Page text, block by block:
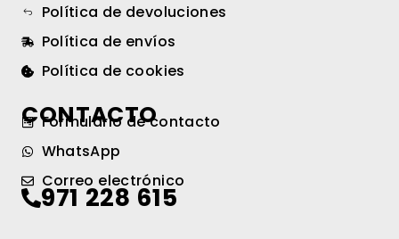
Política de devoluciones
Política de envíos
Política de cookies
CONTACTO
Formulario de contacto
WhatsApp
Correo electrónico
971 228 615